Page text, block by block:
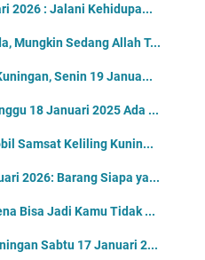
2026 : Jalani Kehidupa...
Mungkin Sedang Allah T...
Senin 19 Janua...
18 Januari 2025 Ada ...
Samsat Keliling Kunin...
2026: Barang Siapa ya...
Bisa Jadi Kamu Tidak ...
Sabtu 17 Januari 2...